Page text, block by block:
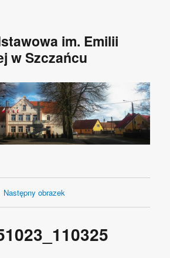
im. Emilii
w Szczańcu
Następny obrazek